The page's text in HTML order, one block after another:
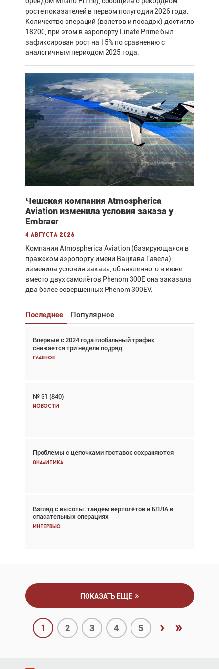
росте показателей в первом полугодии 2026 года.
Количество операций (взлетов и посадок) достигло
18200, при этом в аэропорту Linate Prime был
зафиксирован рост на 15% по сравнению с
аналогичным периодом 2025 года.
Чешская компания Atmospherica
Aviation изменила условия заказа у
Embraer
4 августа 2026
Компания Atmospherica Aviation (базирующаяся в
пражском аэропорту имени Вацлава Гавела)
изменила условия заказа, объявленного в июне:
вместо двух самолётов Phenom 300E она заказала
два более совершенных Phenom 300EV.
Последнее Популярное
Впервые с 2024 года глобальный трафик
снижается три недели подряд
Главное
№ 31 (840)
Новости
Проблемы с цепочками поставок сохраняются
Аналитика
Взгляд с высоты: тандем вертолётов и БПЛА в
спасательных операциях
Интервью
Взгляд с высоты: тандем вертолётов и БПЛА в
спасательных операциях
Главное
Авиационный фотограф Дэйв Кох: «Фотография
говорит сама за себя... а ИИ всё портит»
Впервые с 2024 года глобальный трафик
снижается три недели подряд
Частный самолёт – это актив. Подходите к
покупке соответствующим образом
Интервью
ПОКАЗАТЬ ЕЩЕ
1 2 3 4 5 › »